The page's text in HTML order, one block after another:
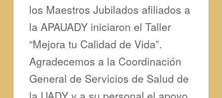
los Maestros Jubilados afiliados a
la APAUADY iniciaron el Taller
“Mejora tu Calidad de Vida”.
Agradecemos a la Coordinación
General de Servicios de Salud de